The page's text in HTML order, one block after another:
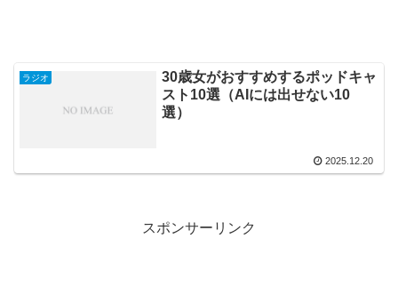
ラジオ
30歳女がおすすめするポッドキャ
スト10選（AIには出せない10
選）
2025.12.20
スポンサーリンク